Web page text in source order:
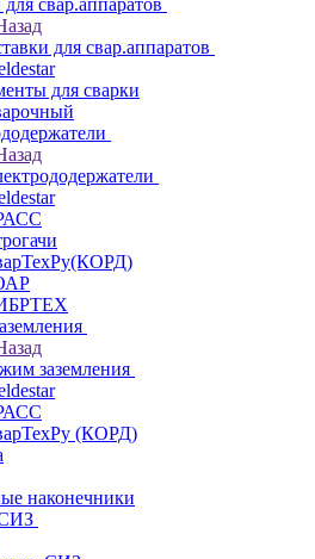
для свар.аппаратов
для свар.аппаратов
для сварки
заземления
(КОРД)
наконечники